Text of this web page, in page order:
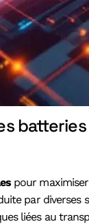
pour maximiser
par
liées au